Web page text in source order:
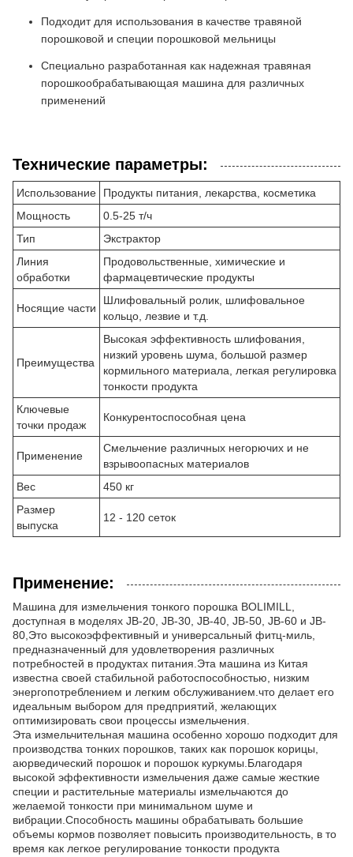
Подходит для использования в качестве травяной
порошковой и специи порошковой мельницы
Специально разработанная как надежная травяная
порошкообрабатывающая машина для различных
применений
Технические параметры:
Использование
Продукты питания, лекарства, косметика
Мощность
0.5-25 т/ч
Тип
Экстрактор
Линия
обработки
Продовольственные, химические и
фармацевтические продукты
Носящие части
Шлифовальный ролик, шлифовальное
кольцо, лезвие и т.д.
Преимущества
Высокая эффективность шлифования,
низкий уровень шума, большой размер
кормильного материала, легкая регулировка
тонкости продукта
Ключевые
точки продаж
Конкурентоспособная цена
Применение
Смельчение различных негорючих и не
взрывоопасных материалов
Вес
450 кг
Размер
выпуска
12 - 120 сеток
Применение:
Машина для измельчения тонкого порошка BOLIMILL,
доступная в моделях JB-20, JB-30, JB-40, JB-50, JB-60 и JB-
80,Это высокоэффективный и универсальный фитц-миль,
предназначенный для удовлетворения различных
потребностей в продуктах питания.Эта машина из Китая
известна своей стабильной работоспособностью, низким
энергопотреблением и легким обслуживанием.что делает его
идеальным выбором для предприятий, желающих
оптимизировать свои процессы измельчения.
Эта измельчительная машина особенно хорошо подходит для
производства тонких порошков, таких как порошок корицы,
аюрведический порошок и порошок куркумы.Благодаря
высокой эффективности измельчения даже самые жесткие
специи и растительные материалы измельчаются до
желаемой тонкости при минимальном шуме и
вибрации.Способность машины обрабатывать большие
объемы кормов позволяет повысить производительность, в то
время как легкое регулирование тонкости продукта